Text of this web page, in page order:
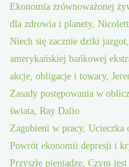
Ekonomia zrównoważonej
dla zdrowia i planety,
Niech się zacznie dziki
amerykańskiej bańkowej
akcje, obligacje i towary,
Zasady postępowania w
świata, Ray Dalio
Zagubieni w pracy,
Powrót ekonomii depresji i
Przyszłe pieniądze, Czym